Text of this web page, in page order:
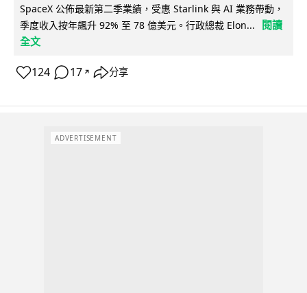
SpaceX 公佈最新第二季業績，受惠 Starlink 與 AI 業務帶動，
季度收入按年飆升 92% 至 78 億美元。行政總裁 Elon...
閱讀
全文
124 17 ↗ 分享
ADVERTISEMENT